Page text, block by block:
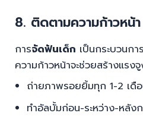
8. ติดตามความก้าวหน้า
การจัดฟันเด็ก เป็นกระบวนกา
ความก้าวหน้าจะช่วยสร้างแรงจู
ถ่ายภาพรอยยิ้มทุก 1-2 เดื
ทำอัลบั้มก่อน-ระหว่าง-หลัง